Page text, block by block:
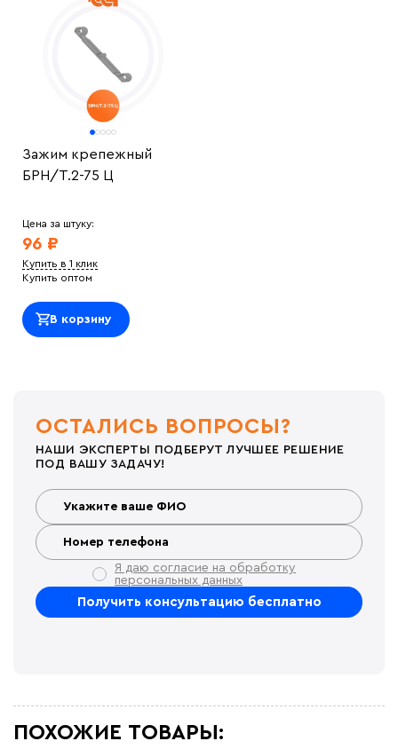
Зажим крепежный
БРН/Т.2-75 Ц
Цена за штуку:
96 ₽
Купить в 1 клик
Купить оптом
В корзину
ОСТАЛИСЬ ВОПРОСЫ?
НАШИ ЭКСПЕРТЫ ПОДБЕРУТ ЛУЧШЕЕ РЕШЕНИЕ
ПОД ВАШУ ЗАДАЧУ!
Я даю согласие на обработку
персональных данных
ПОХОЖИЕ ТОВАРЫ: